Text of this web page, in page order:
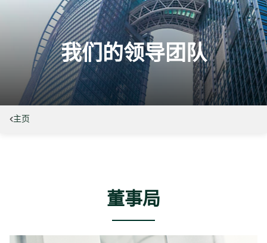
我们的领导团队
主页
董事局